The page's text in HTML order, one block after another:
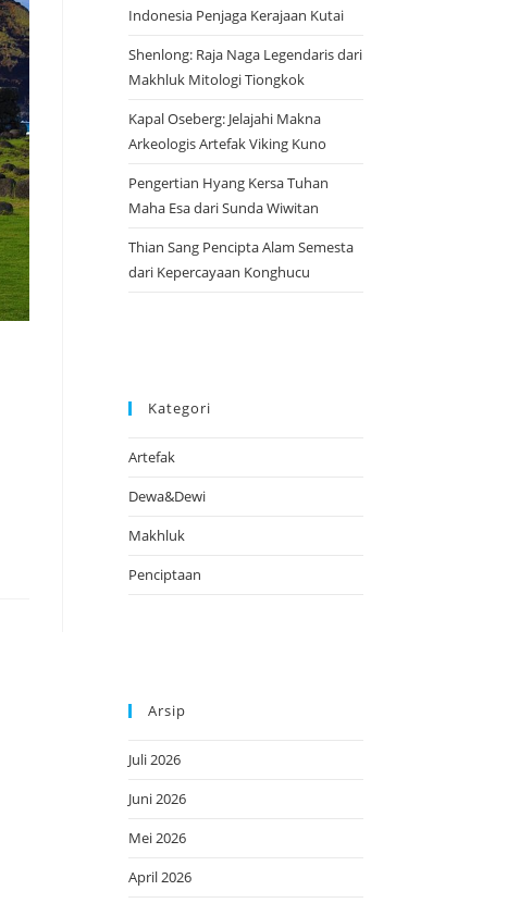
Indonesia Penjaga Kerajaan Kutai
Shenlong: Raja Naga Legendaris dari
Makhluk Mitologi Tiongkok
Kapal Oseberg: Jelajahi Makna
Arkeologis Artefak Viking Kuno
Pengertian Hyang Kersa Tuhan
Maha Esa dari Sunda Wiwitan
Thian Sang Pencipta Alam Semesta
dari Kepercayaan Konghucu
Kategori
Artefak
Dewa&Dewi
Makhluk
Penciptaan
Arsip
Juli 2026
Juni 2026
Mei 2026
April 2026